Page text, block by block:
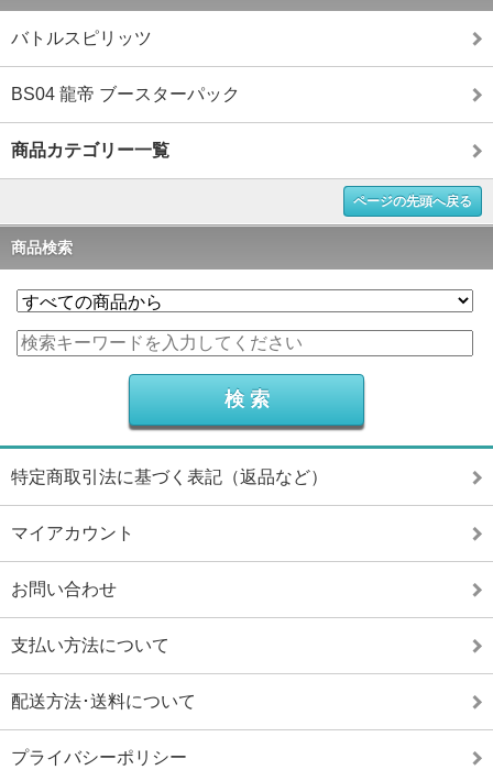
バトルスピリッツ
BS04 龍帝 ブースターパック
商品カテゴリー一覧
ページの先頭へ戻る
商品検索
特定商取引法に基づく表記（返品など）
マイアカウント
お問い合わせ
支払い方法について
配送方法･送料について
プライバシーポリシー